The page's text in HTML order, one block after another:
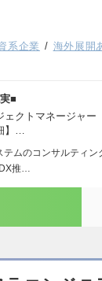
系企業 海外展開
■
ェクトマネージャー
】…
テムのコンサルティン
推…